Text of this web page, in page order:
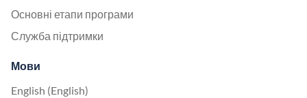
Основні етапи програми
Служба підтримки
Мови
English (English)